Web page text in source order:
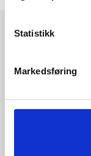
Statistikk
Markedsføring
Kundeklubb